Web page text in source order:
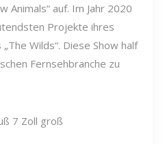
Animals“ auf. Im Jahr 2020
Projekte ihres
Wilds“. Diese Show half
Fernsehbranche zu